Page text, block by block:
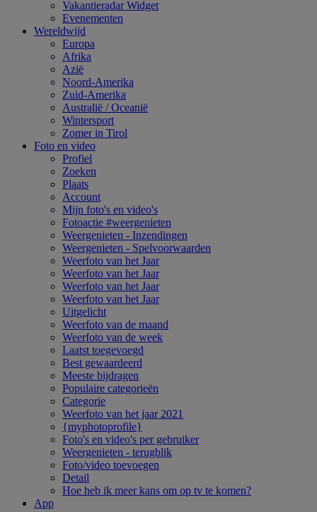
Vakantieradar Widget
Evenementen
Wereldwijd
Europa
Afrika
Azië
Noord-Amerika
Zuid-Amerika
Australië / Oceanië
Wintersport
Zomer in Tirol
Foto en video
Profiel
Zoeken
Plaats
Account
Mijn foto's en video's
Fotoactie #weergenieten
Weergenieten - Inzendingen
Weergenieten - Spelvoorwaarden
Weerfoto van het Jaar
Weerfoto van het Jaar
Weerfoto van het Jaar
Weerfoto van het Jaar
Uitgelicht
Weerfoto van de maand
Weerfoto van de week
Laatst toegevoegd
Best gewaardeerd
Meeste bijdragen
Populaire categorieën
Categorie
Weerfoto van het jaar 2021
{myphotoprofile}
Foto's en video's per gebruiker
Weergenieten - terugblik
Foto/video toevoegen
Detail
Hoe heb ik meer kans om op tv te komen?
App